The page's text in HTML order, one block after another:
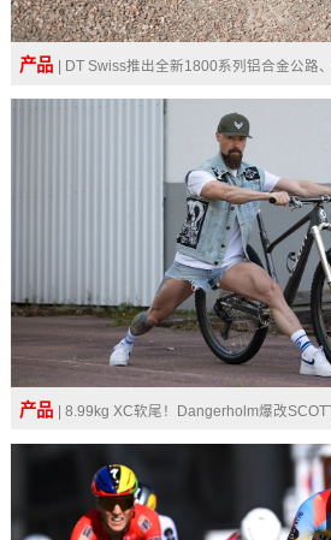
产品 | DT Swiss推出全新1800系列铝合金公路
产品 | 8.99kg XC软尾！Dangerholm爆改